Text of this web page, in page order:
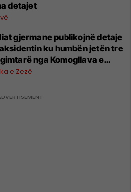
detajet
gjermane publikojnë detaje
ku humbën jetën tre
nga Komogllava e
e Zezë